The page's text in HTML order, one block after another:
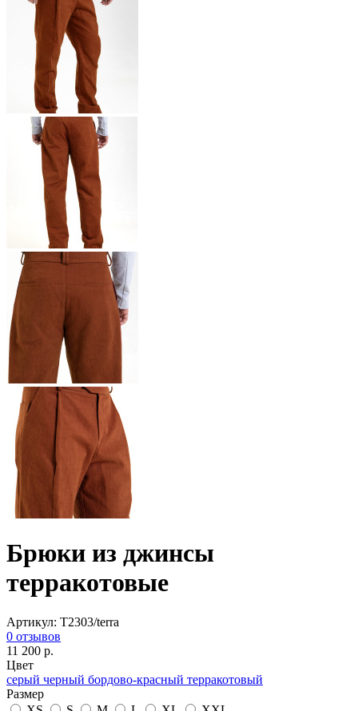
Брюки из джинсы
терракотовые
Артикул: T2303/terra
0 отзывов
11 200 р.
Цвет
серый черный бордово-красный терракотовый
Размер